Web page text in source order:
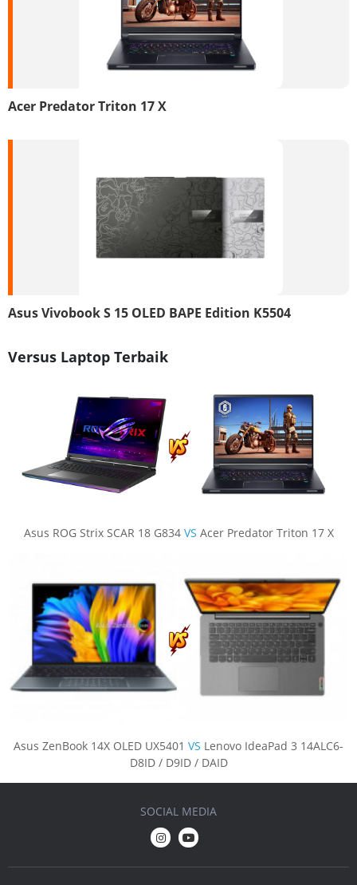
Acer Predator Triton 17 X
Asus Vivobook S 15 OLED BAPE Edition K5504
Versus Laptop Terbaik
Asus ROG Strix SCAR 18 G834 VS Acer Predator Triton 17 X
Asus ZenBook 14X OLED UX5401 VS Lenovo IdeaPad 3 14ALC6-
D8ID / D9ID / DAID
SOCIAL MEDIA